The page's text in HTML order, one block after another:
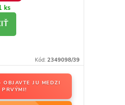
ks
Kód: 2349098/39
OBJAVTE JU MEDZI
PRVÝMI!